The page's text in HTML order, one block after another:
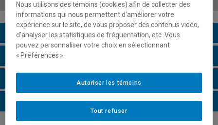
Description du cours
Horaire - Été 2026
Horaire - Automne 2026
Horaire - Hiver 2027
Nous utilisons des témoins (cookies) afin de collecter des
informations qui nous permettent d’améliorer votre
expérience sur le site, de vous proposer des contenus vidéo,
d’analyser les statistiques de fréquentation, etc. Vous
pouvez personnaliser votre choix en sélectionnant
« Préférences ».
Tout refuser
Autoriser les témoins